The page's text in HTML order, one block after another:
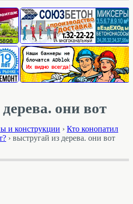
они вот
и конструкции › Кто конопатил
› выстругай из дерева. они вот